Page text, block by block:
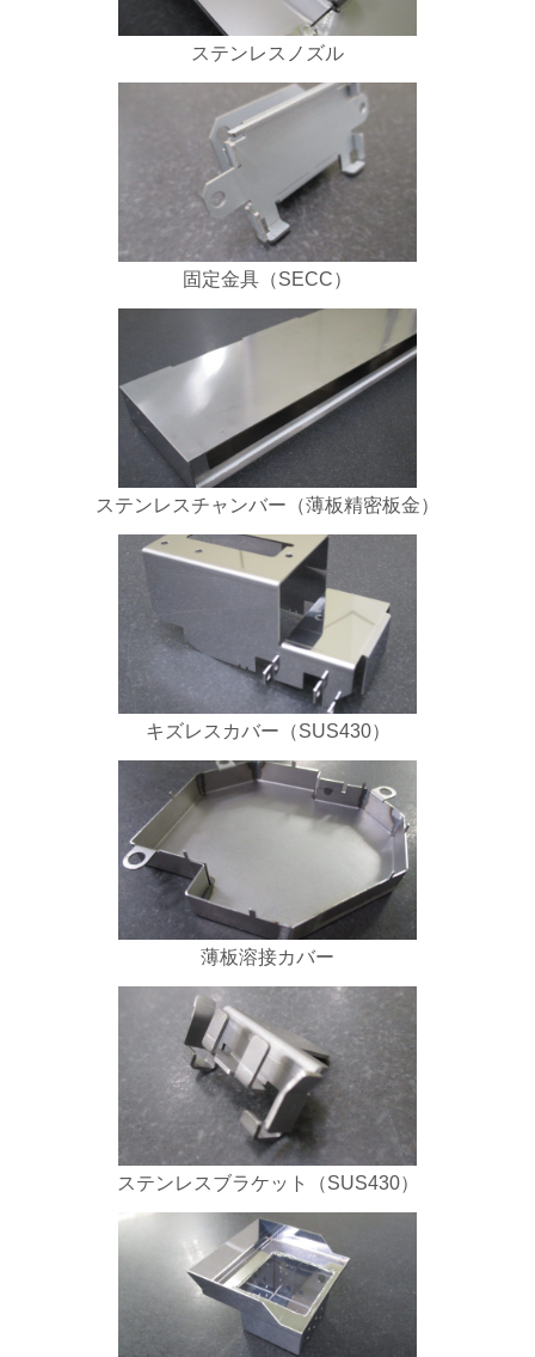
ステンレスノズル
固定金具（SECC）
ステンレスチャンバー（薄板精密板金）
キズレスカバー（SUS430）
薄板溶接カバー
ステンレスブラケット（SUS430）